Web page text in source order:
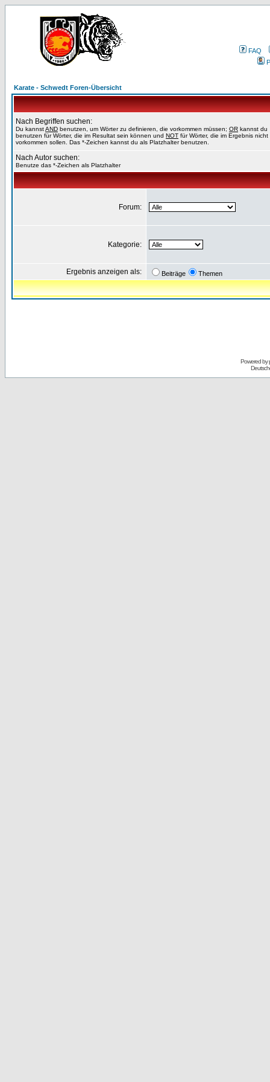
FAQ
Karate - Schwedt Foren-Übersicht
Nach Begriffen suchen:
Du kannstAND benutzen, um Wörter zu definieren, die vorkommen müssen; OR kannst du
benutzen für Wörter, die im Resultat sein können und NOT für Wörter, die im Ergebnis nicht
vorkommen sollen. Das *-Zeichen kannst du als Platzhalter benutzen.
Nach Autor suchen:
Benutze das *-Zeichen als Platzhalter
Forum:
Kategorie:
Ergebnis anzeigen als: Beiträge Themen
Powered by